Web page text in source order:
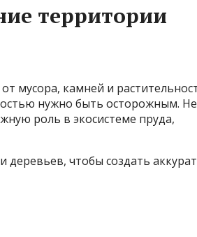
территории
мусора, камней и
нужно быть осторожным.
роль в экосистеме пруда,
деревьев, чтобы создать